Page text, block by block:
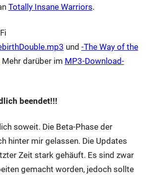
Totally Insane Warriors.
und -The Way of the
Mehr darüber im MP3-Download-
beendet!!!
soweit. Die Beta-Phase der
hinter mir gelassen. Die Updates
Zeit stark gehäuft. Es sind zwar
gemacht worden, jedoch sollte